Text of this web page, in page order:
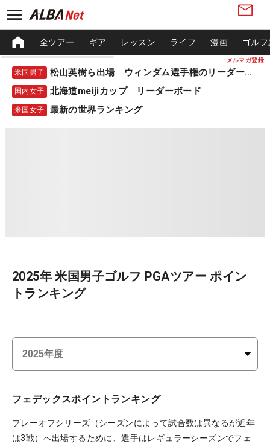
メルマガ登録
全ツアー ギア レッスン ライフ 漫画 ゴル
米国男子 松山英樹ら出場 ウィンダム選手権のリーダーボード
国内女子 北海道meijiカップ リーダーボード
米国女子 最新の世界ランキング
2025年 米国男子ゴルフ PGAツアー ポイン
トランキング
フェデックスポイントランキング
プレーオフシリーズ（シーズンによって試合数は異なるが近年
は3戦）へ出場するために、選手はレギュラーシーズンでフェ